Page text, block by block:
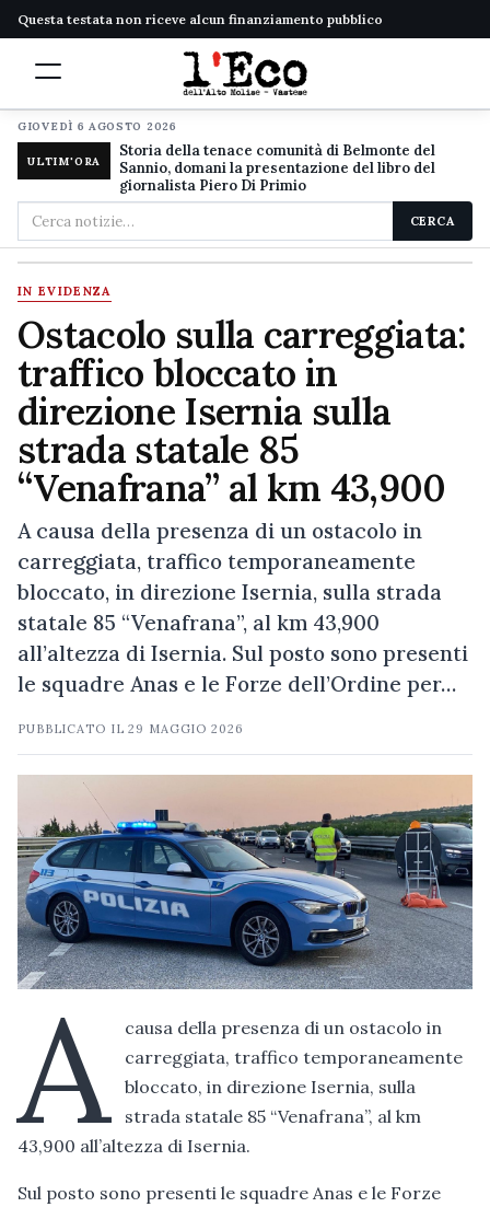
Questa testata non riceve alcun finanziamento pubblico
GIOVEDÌ 6 AGOSTO 2026
ULTIM'ORA
Storia della tenace comunità di Belmonte del
Sannio, domani la presentazione del libro del
giornalista Piero Di Primio
Cerca
nel
sito
CERCA
IN EVIDENZA
Ostacolo sulla carreggiata:
traffico bloccato in
direzione Isernia sulla
strada statale 85
“Venafrana” al km 43,900
A causa della presenza di un ostacolo in
carreggiata, traffico temporaneamente
bloccato, in direzione Isernia, sulla strada
statale 85 “Venafrana”, al km 43,900
all’altezza di Isernia. Sul posto sono presenti
le squadre Anas e le Forze dell’Ordine per…
PUBBLICATO IL29 MAGGIO 2026
A
causa della presenza di un ostacolo in
carreggiata, traffico temporaneamente
bloccato, in direzione Isernia, sulla
strada statale 85 “Venafrana”, al km
43,900 all’altezza di Isernia.
Sul posto sono presenti le squadre Anas e le Forze